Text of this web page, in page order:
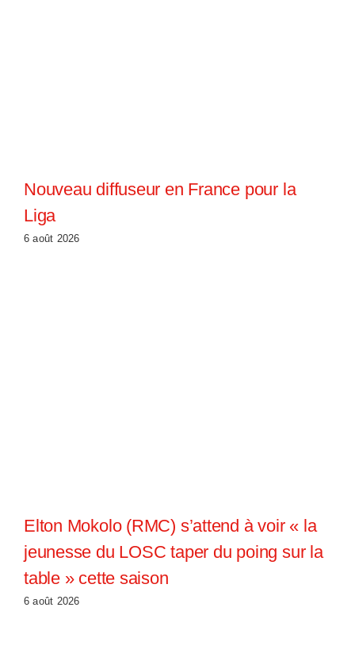
Nouveau diffuseur en France pour la
Liga
6 août 2026
Elton Mokolo (RMC) s’attend à voir « la
jeunesse du LOSC taper du poing sur la
table » cette saison
6 août 2026